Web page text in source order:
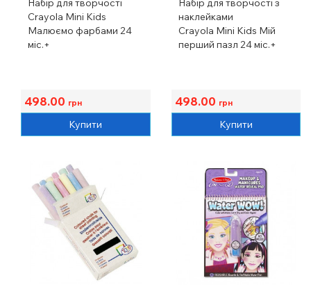
Crayola Mini Kids
Малюємо фарбами 24
міс.+
498.00 грн
Купити
наклейками
Crayola Mini Kids Мій
перший пазл 24 міс.+
498.00 грн
Купити